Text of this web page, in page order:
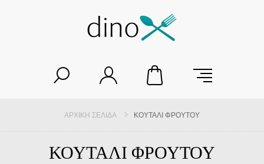
ΑΡΧΙΚΉ ΣΕΛΊΔΑ ΚΟΥΤΑΛΙ ΦΡΟΥΤΟΥ
ΚΟΥΤΑΛΙ ΦΡΟΥΤΟΥ